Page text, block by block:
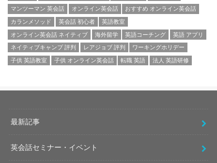
マンツーマン 英会話
オンライン英会話
おすすめ オンライン英会話
カランメソッド
英会話 初心者
英語教室
オンライン英会話 ネイティブ
海外留学 英語コーチング
英語 アプリ
ネイティブキャンプ 評判
レアジョブ 評判
ワーキングホリデー
子供 英語教室
子供 オンライン英会話 転職 英語 法人 英語研修
最新記事
英会話セミナー・イベント